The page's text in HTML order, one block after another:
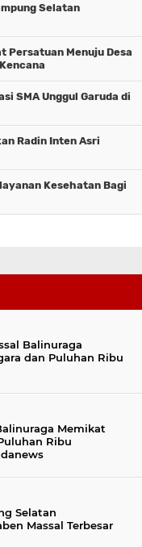
Selatan
Persatuan Menuju Desa
SMA Unggul Garuda di
Radin Inten Asri
Kesehatan Bagi
Balinuraga
dan Puluhan Ribu
Memikat
Ribu
Selatan
Massal Terbesar